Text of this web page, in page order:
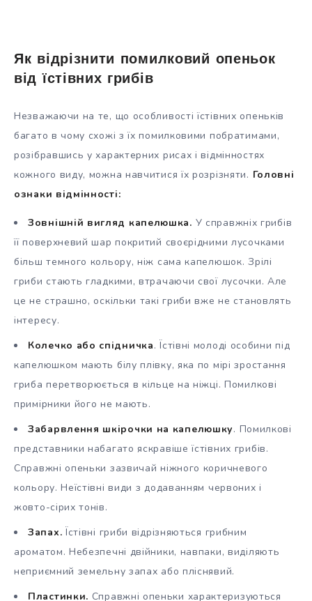
Як відрізнити помилковий опеньок
від їстівних грибів
Незважаючи на те, що особливості їстівних опеньків
багато в чому схожі з їх помилковими побратимами,
розібравшись у характерних рисах і відмінностях
кожного виду, можна навчитися їх розрізняти. Головні
ознаки відмінності:
Зовнішній вигляд капелюшка. У справжніх грибів
її поверхневий шар покритий своєрідними лусочками
більш темного кольору, ніж сама капелюшок. Зрілі
гриби стають гладкими, втрачаючи свої лусочки. Але
це не страшно, оскільки такі гриби вже не становлять
інтересу.
Колечко або спідничка. Їстівні молоді особини під
капелюшком мають білу плівку, яка по мірі зростання
гриба перетворюється в кільце на ніжці. Помилкові
примірники його не мають.
Забарвлення шкірочки на капелюшку. Помилкові
представники набагато яскравіше їстівних грибів.
Справжні опеньки зазвичай ніжного коричневого
кольору. Неїстівні види з додаванням червоних і
жовто-сірих тонів.
Запах. Їстівні гриби відрізняються грибним
ароматом. Небезпечні двійники, навпаки, виділяють
неприємний земельну запах або пліснявий.
Пластинки. Справжні опеньки характеризуються